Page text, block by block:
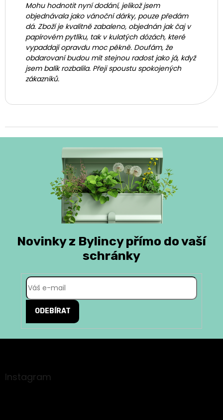
Mohu hodnotit nyní dodání, jelikož jsem
objednávala jako vánoční dárky, pouze předám
dá. Zboží je kvalitně zabaleno, objednán jak čaj v
papírovém pytlíku, tak v kulatých dózách, které
vypaddají opravdu moc pěkně. Doufám, že
obdarovaní budou mít stejnou radost jako já, když
jsem balík rozbalila. Přeji spoustu spokojených
zákazníků.
Novinky z Bylincy přímo do vaší
schránky
ODEBÍRAT
aInstagram